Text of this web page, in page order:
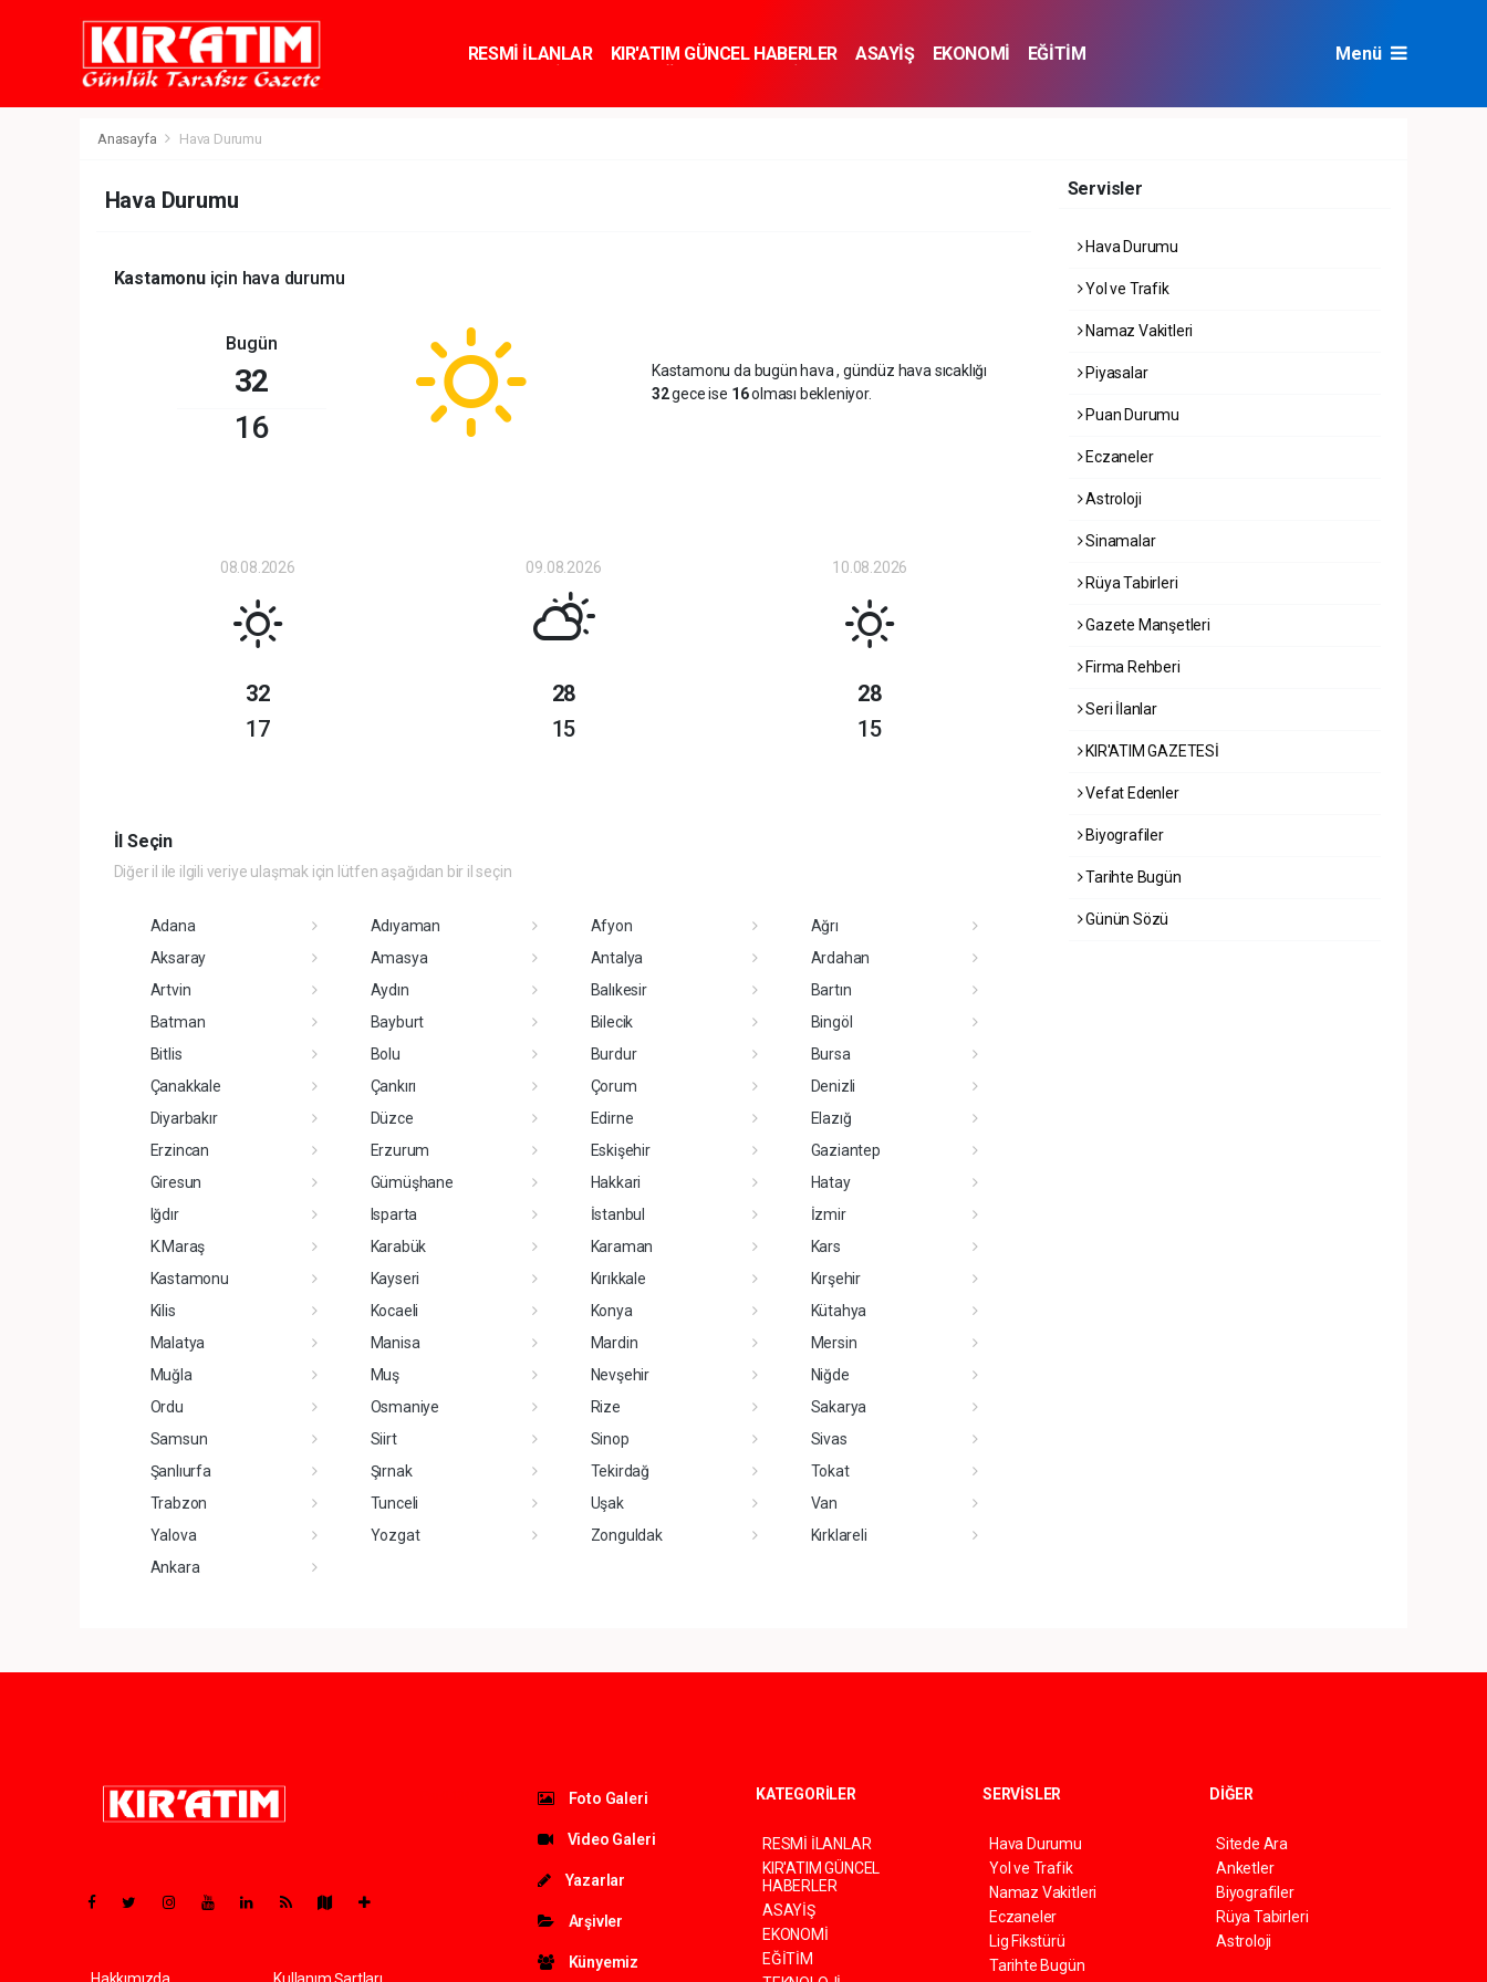
RESMİ İLANLAR KIR'ATIM GÜNCEL HABERLER ASAYİŞ EKONOMİ
EĞİTİM
Menü
Anasayfa Hava Durumu
Hava Durumu
Kastamonuiçin hava durumu
Bugün
32
16
Kastamonu da bugün hava, gündüz hava sıcaklığı
32gece ise 16olması bekleniyor.
08.08.2026
32
17
09.08.2026
28
15
10.08.2026
28
15
İl Seçin
Diğer il ile ilgili veriye ulaşmak için lütfen aşağıdan bir il seçin
Adana Adıyaman Afyon
Ağrı
Aksaray
Amasya Antalya
Ardahan
Artvin
Aydın Balıkesir
Bartın
Batman
Bayburt Bilecik
Bingöl
Bitlis
Bolu Burdur
Bursa
Çanakkale
Çankırı Çorum
Denizli
Diyarbakır
Düzce Edirne
Elazığ
Erzincan
Erzurum Eskişehir
Gaziantep
Giresun
Gümüşhane Hakkari
Hatay
Iğdır
Isparta İstanbul
İzmir
K.Maraş
Karabük Karaman
Kars
Kastamonu
Kayseri Kırıkkale
Kırşehir
Kilis
Kocaeli Konya
Kütahya
Malatya
Manisa Mardin
Mersin
Muğla
Muş Nevşehir
Niğde
Ordu
Osmaniye Rize
Sakarya
Samsun
Siirt Sinop
Sivas
Şanlıurfa
Şırnak Tekirdağ
Tokat
Trabzon
Tunceli Uşak
Van
Yalova
Yozgat Zonguldak
Kırklareli
Ankara
Servisler
Hava Durumu
Yol ve Trafik
Namaz Vakitleri
Piyasalar
Puan Durumu
Eczaneler
Astroloji
Sinamalar
Rüya Tabirleri
Gazete Manşetleri
Firma Rehberi
Seri İlanlar
KIR'ATIM GAZETESİ
Vefat Edenler
Biyografiler
Tarihte Bugün
Günün Sözü
Hakkımızda Kullanım Şartları
Foto Galeri
Video Galeri
Yazarlar
Arşivler
Künyemiz
KATEGORİLER
RESMİ İLANLAR
KIR'ATIM GÜNCEL
HABERLER
ASAYİŞ
EKONOMİ
EĞİTİM
SERVİSLER
Hava Durumu
Yol ve Trafik
Namaz Vakitleri
Eczaneler
Lig Fikstürü
Tarihte Bugün
DİĞER
Sitede Ara
Anketler
Biyografiler
Rüya Tabirleri
Astroloji